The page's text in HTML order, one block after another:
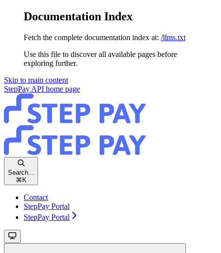
Documentation Index
Fetch the complete documentation index at: /llms.txt
Use this file to discover all available pages before
exploring further.
Skip to main content
StepPay API home page
Search...
⌘ K
Contact
StepPay Portal
StepPay Portal